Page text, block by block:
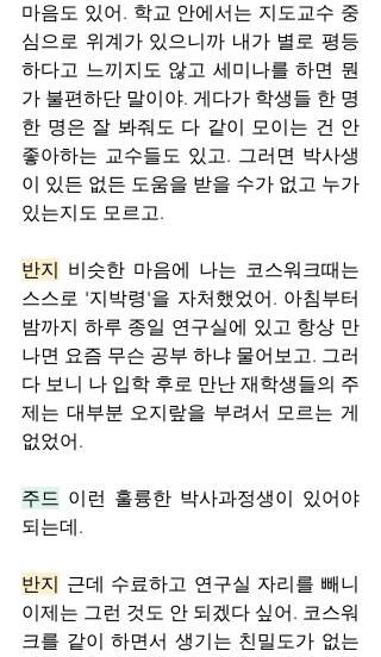
마음도 있어. 학교 안에서는 지도교수 중
심으로 위계가 있으니까 내가 별로 평등
하다고 느끼지도 않고 세미나를 하면 뭔
가 불편하단 말이야. 게다가 학생들 한 명
한 명은 잘 봐줘도 다 같이 모이는 건 안
좋아하는 교수들도 있고. 그러면 박사생
이 있든 없든 도움을 받을 수가 없고 누가
있는지도 모르고.
반지
비슷한 마음에 나는 코스워크때는
스스로 '지박령'을 자처했었어. 아침부터
밤까지 하루 종일 연구실에 있고 항상 만
나면 요즘 무슨 공부 하냐 물어보고. 그러
다 보니 나 입학 후로 만난 재학생들의 주
제는 대부분 오지랖을 부려서 모르는 게
없었어.
주드 이런 훌륭한 박사과정생이 있어야
되는데.
반지
근데 수료하고 연구실 자리를 빼니
이제는 그런 것도 안 되겠다 싶어. 코스워
크를 같이 하면서 생기는 친밀도가 없는